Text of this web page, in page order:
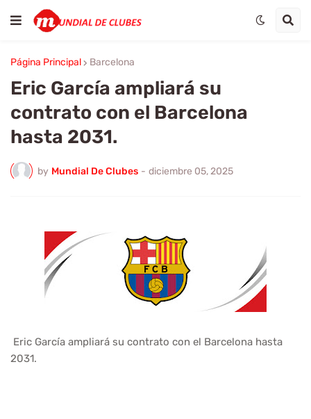
Página Principal Barcelona
Eric García ampliará su
contrato con el Barcelona
hasta 2031.
by Mundial De Clubes - diciembre 05, 2025
Eric García ampliará su contrato con el Barcelona hasta
2031.